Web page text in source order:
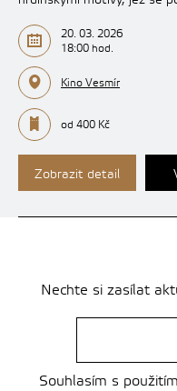
20. 03. 2026
18:00 hod.
Kino Vesmír
od 400 Kč
Zobrazit detail
Nechte si zasílat
Souhlasím s